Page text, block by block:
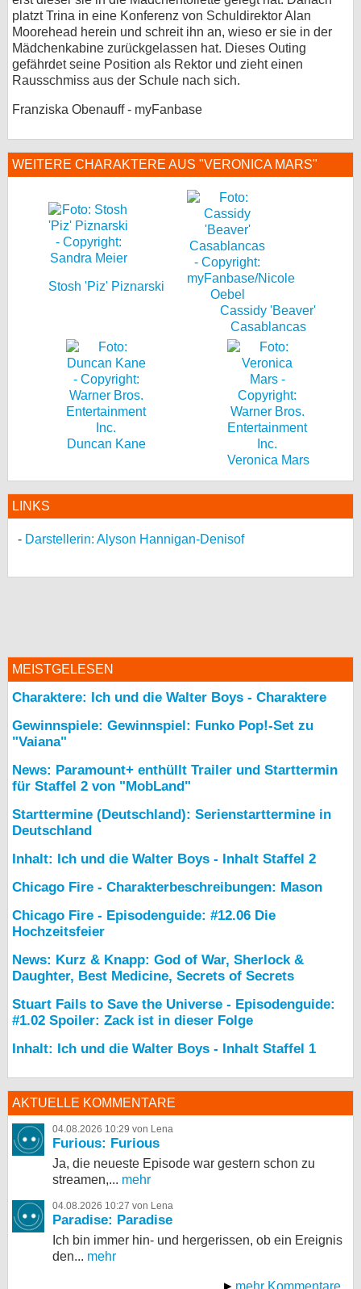
platzt Trina in eine Konferenz von Schuldirektor Alan
Moorehead herein und schreit ihn an, wieso er sie in der
Mädchenkabine zurückgelassen hat. Dieses Outing
gefährdet seine Position als Rektor und zieht einen
Rausschmiss aus der Schule nach sich.
Franziska Obenauff - myFanbase
WEITERE CHARAKTERE AUS "VERONICA MARS"
Stosh 'Piz' Piznarski
Cassidy 'Beaver'
Casablancas
Duncan Kane
Veronica Mars
LINKS
Darstellerin: Alyson Hannigan-Denisof
MEISTGELESEN
Charaktere: Ich und die Walter Boys - Charaktere
Gewinnspiele: Gewinnspiel: Funko Pop!-Set zu
"Vaiana"
News: Paramount+ enthüllt Trailer und Starttermin
für Staffel 2 von "MobLand"
Starttermine (Deutschland): Serienstarttermine in
Deutschland
Inhalt: Ich und die Walter Boys - Inhalt Staffel 2
Chicago Fire - Charakterbeschreibungen: Mason
Chicago Fire - Episodenguide: #12.06 Die
Hochzeitsfeier
News: Kurz & Knapp: God of War, Sherlock &
Daughter, Best Medicine, Secrets of Secrets
Stuart Fails to Save the Universe - Episodenguide:
#1.02 Spoiler: Zack ist in dieser Folge
Inhalt: Ich und die Walter Boys - Inhalt Staffel 1
AKTUELLE KOMMENTARE
04.08.2026 10:29 von Lena
Furious: Furious
Ja, die neueste Episode war gestern schon zu
streamen,... mehr
04.08.2026 10:27 von Lena
Paradise: Paradise
Ich bin immer hin- und hergerissen, ob ein Ereignis
den... mehr
mehr Kommentare